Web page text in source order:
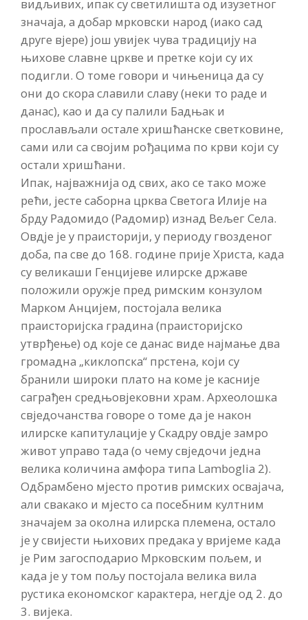
видљивих, ипак су светилишта од изузетног
значаја, а добар мрковски народ (иако сад
друге вјере) још увијек чува традицију на
њихове славне цркве и претке који су их
подигли. О томе говори и чињеница да су
они до скора славили славу (неки то раде и
данас), као и да су палили Бадњак и
прослављали остале хришћанске светковине,
сами или са својим рођацима по крви који су
остали хришћани.
Ипак, најважнија од свих, ако се тако може
рећи, јесте саборна црква Светога Илије на
брду Радомидо (Радомир) изнад Вељег Села.
Овдје је у праисторији, у периоду гвозденог
доба, па све до 168. године прије Христа, када
су великаши Генцијеве илирске државе
положили оружје пред римским конзулом
Марком Анцијем, постојала велика
праисторијска градина (праисторијско
утврђење) од које се данас виде најмање два
громадна „киклопска“ прстена, који су
бранили широки плато на коме је касније
саграђен средњовјековни храм. Археолошка
свједочанства говоре о томе да је након
илирске капитулације у Скадру овдје замро
живот управо тада (о чему свједочи једна
велика количина амфора типа Lamboglia 2).
Одбрамбено мјесто против римских освајача,
али свакако и мјесто са посебним култним
значајем за околна илирска племена, остало
је у свијести њихових предака у вријеме када
је Рим загосподарио Мрковским пољем, и
када је у том пољу постојала велика вила
рустика економског карактера, негдје од 2. до
3. вијека.